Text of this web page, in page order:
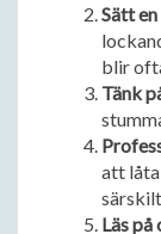
Sätt
blir
Tänk
att låta
Läs